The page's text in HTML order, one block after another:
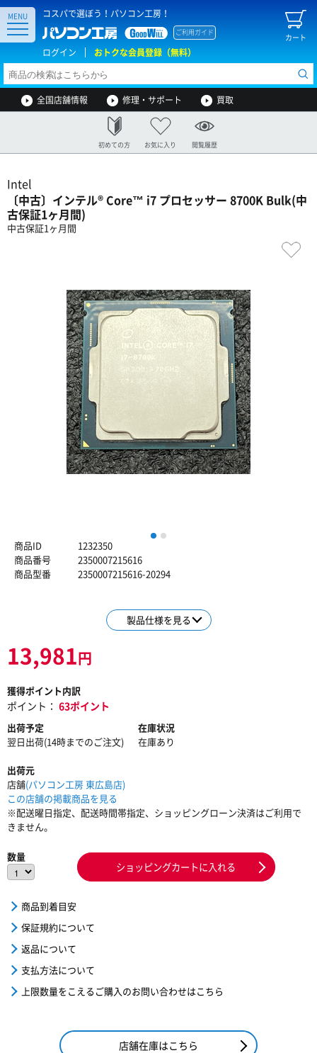
コスパで選ぼう！パソコン工房！
カート
ご利用ガイド
ログイン おトクな会員登録（無料）
MENU
全国店舗情報 修理・サポート 買取
初めての方 お気に入り 閲覧履歴
Intel
〔中古〕インテル® Core™ i7 プロセッサー 8700K Bulk(中
古保証1ヶ月間)
中古保証1ヶ月間
1
商品ID
1232350
商品番号
2350007215616
商品型番
2350007215616-20294
製品仕様を見る
13,981円
獲得ポイント内訳
ポイント： 63ポイント
出荷予定
翌日出荷(14時までのご注文)
在庫状況
在庫あり
出荷元
店舗(パソコン工房 東広島店)
この店舗の掲載商品を見る
※配送曜日指定、配送時間帯指定、ショッピングローン決済はご利用で
きません。
数量
ショッピングカートに入れる
商品到着目安
保証規約について
返品について
支払方法について
上限数量をこえるご購入のお問い合わせはこちら
店舗在庫はこちら